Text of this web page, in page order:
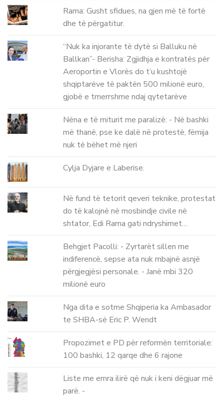
Rama: Gusht sfidues, na gjen më të fortë
dhe të përgatitur.
“Nuk ka injorante të dytë si Balluku në
Ballkan”- Berisha: Zgjidhja e kontratës për
Aeroportin e Vlorës do t’u kushtojë
shqiptarëve të paktën 500 milionë euro,
gjobë e tmerrshme ndaj qytetarëve
Nëna e të miturit me paralizë: - Në bashki
më thanë, pse ke dalë në protestë, fëmija
nuk të bëhet më njeri
Cylja Dyjare e Laberise.
Në fund të tetorit qeveri teknike, protestat
do të kalojnë në mosbindje civile në
shtator, Edi Rama gati ndryshimet…
Behgjet Pacolli: - Zyrtarët sillen me
indiferencë, sepse ata nuk mbajnë asnjë
përgjegjësi personale. - Janë mbi 320
milionë euro
Nga dita e sotme Shqiperia ka Ambasador
te SHBA-së Eric P. Wendt
Propozimet e PD për reformën territoriale:
100 bashki, 12 qarqe dhe 6 rajone
Liste me emra ilirë që nuk i keni dëgjuar më
parë. -